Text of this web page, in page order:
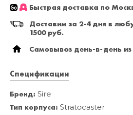
Быстрая доставка по
Доставим за 2-4 дня в
1500 руб.
Самовывоз день-в-день из
Спецификации
Бренд: Sire
Тип корпуса: Stratocaster